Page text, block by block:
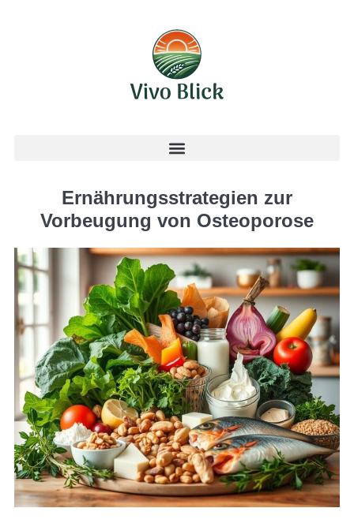
Ernährungsstrategien zur
Vorbeugung von Osteoporose